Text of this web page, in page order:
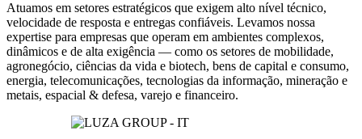
Atuamos em setores estratégicos que exigem alto nível técnico,
velocidade de resposta e entregas confiáveis. Levamos nossa
expertise para empresas que operam em ambientes complexos,
dinâmicos e de alta exigência — como os setores de mobilidade,
agronegócio, ciências da vida e biotech, bens de capital e consumo,
energia, telecomunicações, tecnologias da informação, mineração e
metais, espacial & defesa, varejo e financeiro.